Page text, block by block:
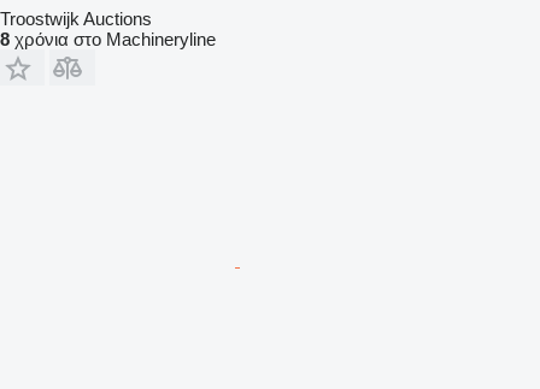
Troostwijk Auctions
8 χρόνια στο Machineryline